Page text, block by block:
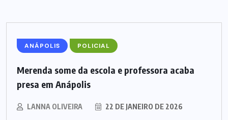
ANÁPOLIS POLICIAL
Merenda some da escola e professora acaba
presa em Anápolis
LANNA OLIVEIRA 22 DE JANEIRO DE 2026